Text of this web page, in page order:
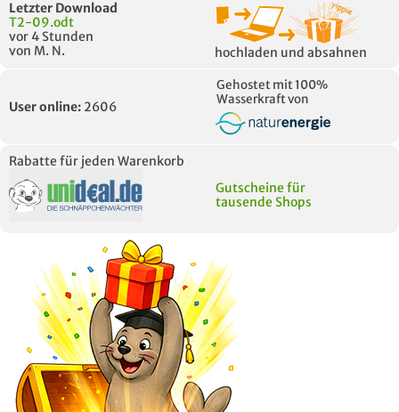
Letzter Download
T2-09.odt
vor 4 Stunden
von M. N.
hochladen und absahnen
User online: 2606
Gehostet mit 100%
Wasserkraft von
Rabatte für jeden Warenkorb
Gutscheine für
tausende Shops